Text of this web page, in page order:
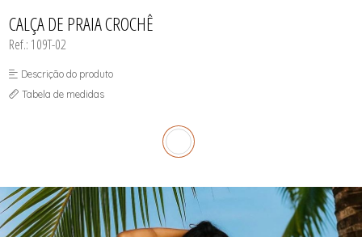
CALÇA DE PRAIA CROCHÊ
Ref.: 109T-02
Descrição do produto
Tabela de medidas